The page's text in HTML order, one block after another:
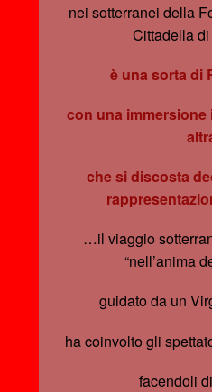
nei sotterranei della
Cittadella
è una sorta di
con una
che si discosta
…il viaggio
“nell’anima
guidato da un
ha coinvolto gli
facendoli